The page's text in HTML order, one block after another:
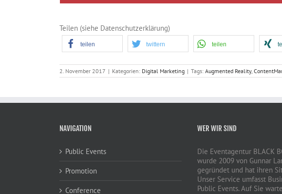
Teilen (siehe Datenschutzerklärung)
teilen twittern teilen
2. November 2017 | Kategorien: Digital Marketing | Tags: Augmented Reality,
NAVIGATION
Public Events
Promotion
Conference
WER WIR SIND
Die Eventagentur BLACK
wurde 2009 von Gunnar
gegründet und hat ihren
Unser Service umfasst
Public Events. Auf Sie